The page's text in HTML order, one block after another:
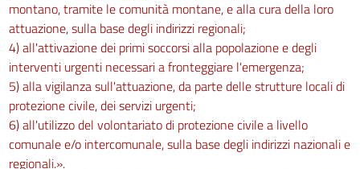
montano, tramite le comunità montane, e alla cura della loro
attuazione, sulla base degli indirizzi regionali;
4) all'attivazione dei primi soccorsi alla popolazione e degli
interventi urgenti necessari a fronteggiare l'emergenza;
5) alla vigilanza sull'attuazione, da parte delle strutture locali di
protezione civile, dei servizi urgenti;
6) all'utilizzo del volontariato di protezione civile a livello
comunale e/o intercomunale, sulla base degli indirizzi nazionali e
regionali.».